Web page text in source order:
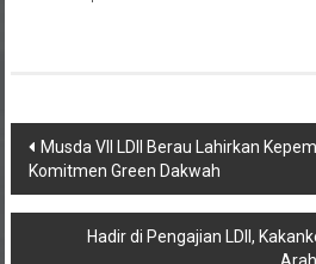
Navigasi
pos
Musda VII LDII Berau Lahirkan
Komitmen Green Dakwah
Hadir di Pengajian LDII,